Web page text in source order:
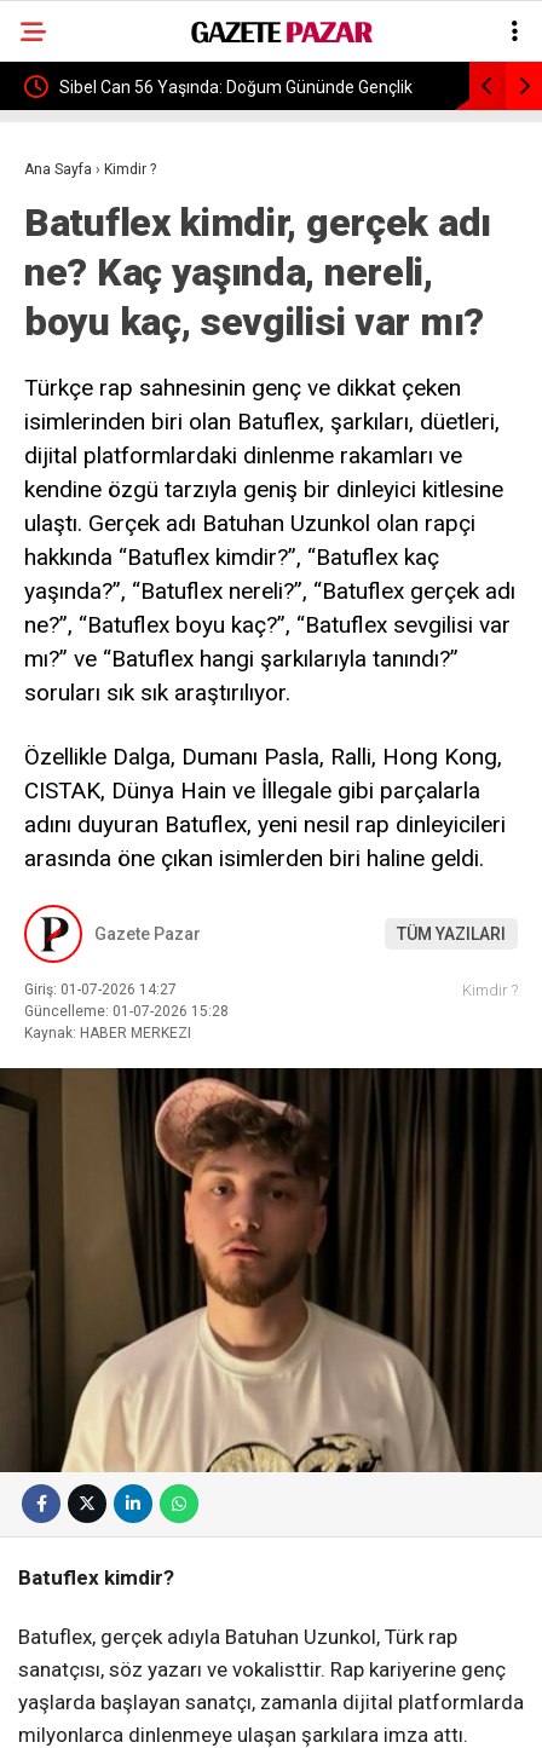
Sibel Can 56 Yaşında: Doğum Gününde Gençlik
Ana Sayfa › Kimdir ?
Batuflex kimdir, gerçek adı
ne? Kaç yaşında, nereli,
boyu kaç, sevgilisi var mı?
Türkçe rap sahnesinin genç ve dikkat çeken
isimlerinden biri olan Batuflex, şarkıları, düetleri,
dijital platformlardaki dinlenme rakamları ve
kendine özgü tarzıyla geniş bir dinleyici kitlesine
ulaştı. Gerçek adı Batuhan Uzunkol olan rapçi
hakkında “Batuflex kimdir?”, “Batuflex kaç
yaşında?”, “Batuflex nereli?”, “Batuflex gerçek adı
ne?”, “Batuflex boyu kaç?”, “Batuflex sevgilisi var
mı?” ve “Batuflex hangi şarkılarıyla tanındı?”
soruları sık sık araştırılıyor.
Özellikle Dalga, Dumanı Pasla, Ralli, Hong Kong,
CISTAK, Dünya Hain ve İllegale gibi parçalarla
adını duyuran Batuflex, yeni nesil rap dinleyicileri
arasında öne çıkan isimlerden biri haline geldi.
Gazete Pazar TÜM YAZILARI
Giriş: 01-07-2026 14:27
Güncelleme: 01-07-2026 15:28
Kaynak: HABER MERKEZI
Kimdir ?
Batuflex kimdir?
Batuflex, gerçek adıyla Batuhan Uzunkol, Türk rap
sanatçısı, söz yazarı ve vokalisttir. Rap kariyerine genç
yaşlarda başlayan sanatçı, zamanla dijital platformlarda
milyonlarca dinlenmeye ulaşan şarkılara imza attı.